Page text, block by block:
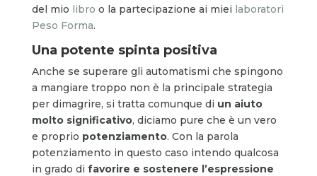
del mio libro o la partecipazione ai miei laboratori
Peso Forma.
Una potente spinta positiva
Anche se superare gli automatismi che spingono
a mangiare troppo non è la principale strategia
per dimagrire, si tratta comunque di un aiuto
molto significativo, diciamo pure che è un vero
e proprio potenziamento. Con la parola
potenziamento in questo caso intendo qualcosa
in grado di favorire e sostenere l’espressione